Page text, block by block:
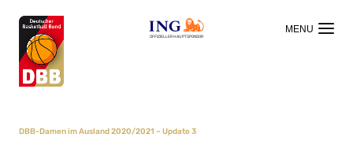
OFFIZIELLER HAUPTSPONSOR
DBB-Damen im Ausland 2020/2021 – Update 3